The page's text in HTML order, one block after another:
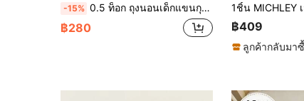
-15% 0.5 ท็อก ถุงนอนเด็กแขนกุดน้ำหนักเบา, ถุงนอนแบบแยกขาดูดซับเหงื่อระบายอากาศได้ดีลายทาง, ซิปสะดวก, เหมาะสำหรับทุกฤดู
฿280 ฿409
ลูกค้ากลับมา